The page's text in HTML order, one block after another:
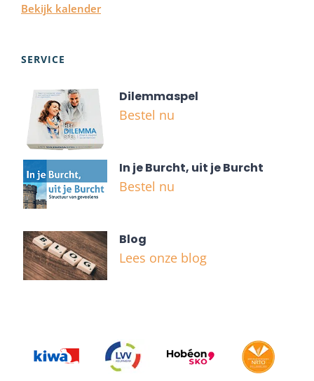
Bekijk kalender
SERVICE
Dilemmaspel
Bestel nu
In je Burcht, uit je Burcht
Bestel nu
Blog
Lees onze blog